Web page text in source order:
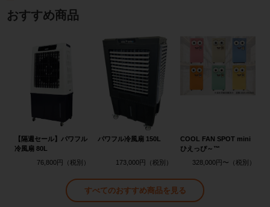
おすすめ商品
【隔週セール】パワフル
冷風扇 80L
76,800円
パワフル冷風扇 150L
173,000円
COOL FAN SPOT mini
ひえっぴ～™
328,000円〜
すべてのおすすめ商品を見る